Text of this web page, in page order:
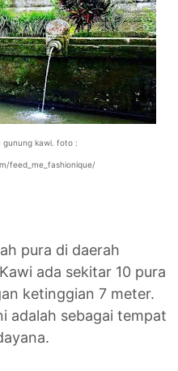
gunung kawi. foto :
feed_me_fashionique/
pura di daerah
ada sekitar 10 pura
ketinggian 7 meter.
adalah sebagai tempat